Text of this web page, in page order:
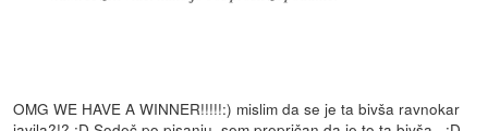
OMG WE HAVE A WINNER!!!!!:) mislim da se je ta bivša ravnokar